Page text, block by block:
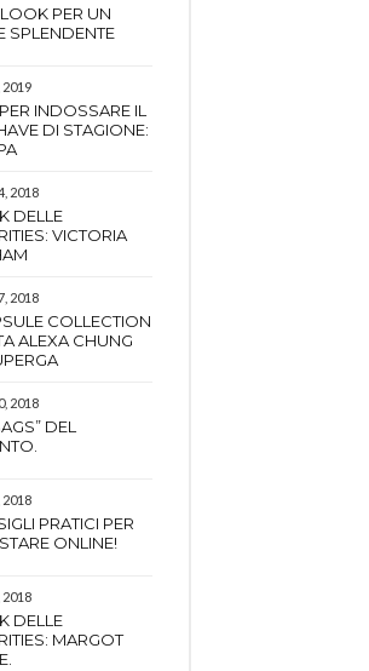
PER UN
SPLENDENTE
2019
INDOSSARE IL
DI STAGIONE:
2018
DELLE
VICTORIA
2018
COLLECTION
ALEXA CHUNG
2018
DEL
2018
PRATICI PER
ONLINE!
2018
DELLE
MARGOT